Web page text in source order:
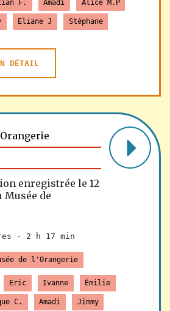
F. Amadi Alice M.P
Eliane J Stéphane
DÉTAIL
enregistrée le 12
Musée de
- 2 h 17 min
de l'Orangerie
Eric Ivanne Émilie
C. Amadi Jimmy